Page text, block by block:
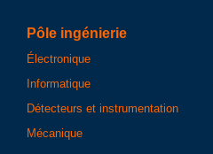
Pôle ingénierie
Électronique
Informatique
Détecteurs et instrumentation
Mécanique